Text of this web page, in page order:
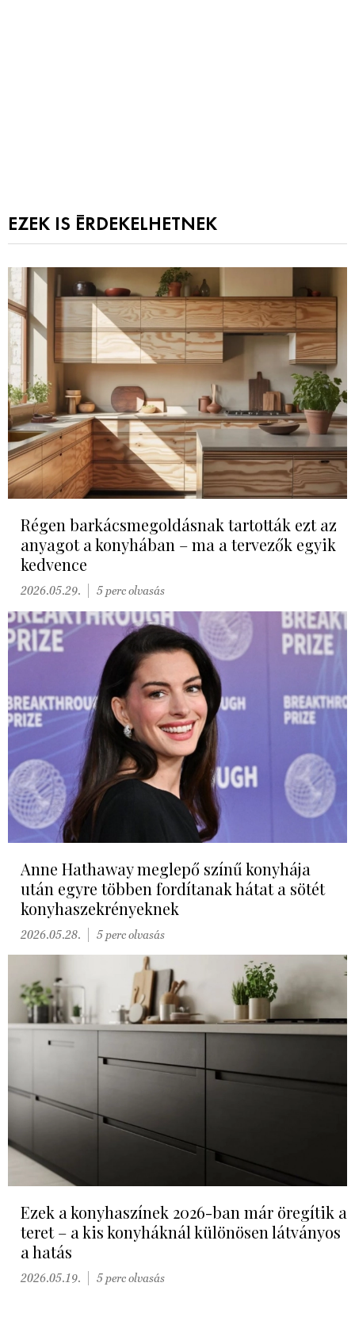
EZEK IS ÉRDEKELHETNEK
Régen barkácsmegoldásnak tartották ezt az
anyagot a konyhában – ma a tervezők egyik
kedvence
2026.05.29. 5 perc olvasás
Anne Hathaway meglepő színű konyhája
után egyre többen fordítanak hátat a sötét
konyhaszekrényeknek
2026.05.28. 5 perc olvasás
Ezek a konyhaszínek 2026-ban már öregítik a
teret – a kis konyháknál különösen látványos
a hatás
2026.05.19. 5 perc olvasás